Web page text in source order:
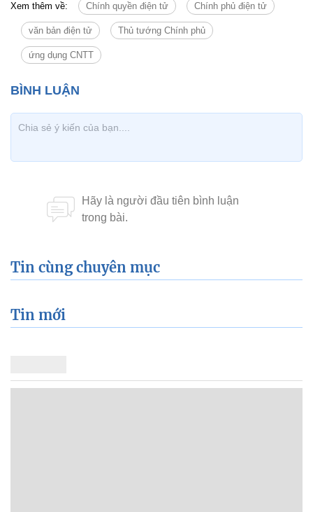
Xem thêm về: Chính quyền điện tử Chính phủ điện tử
văn bản điện tử Thủ tướng Chính phủ
ứng dụng CNTT
Tin cùng chuyên mục
Tin mới